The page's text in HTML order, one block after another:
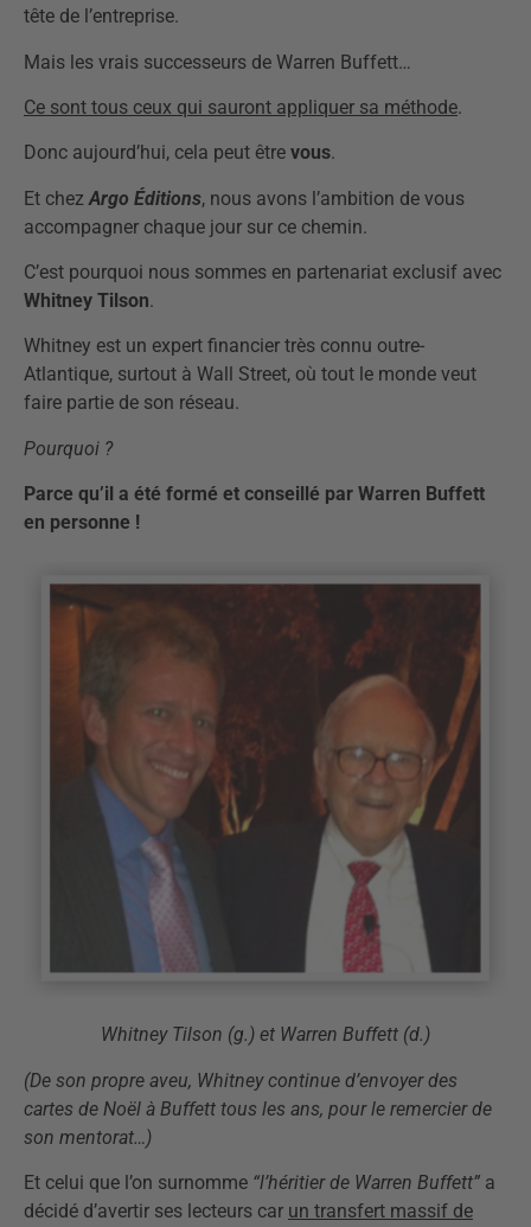
tête de l’entreprise.
Mais les vrais successeurs de Warren Buffett…
Ce sont tous ceux qui sauront appliquer sa méthode.
Donc aujourd’hui, cela peut être vous.
Et chez Argo Éditions, nous avons l’ambition de vous
accompagner chaque jour sur ce chemin.
C’est pourquoi nous sommes en partenariat exclusif avec
Whitney Tilson.
Whitney est un expert financier très connu outre-
Atlantique, surtout à Wall Street, où tout le monde veut
faire partie de son réseau.
Pourquoi ?
Parce qu’il a été formé et conseillé par Warren Buffett
en personne !
Whitney Tilson (g.) et Warren Buffett (d.)
(De son propre aveu, Whitney continue d’envoyer des
cartes de Noël à Buffett tous les ans, pour le remercier de
son mentorat…)
Et celui que l’on surnomme “l’héritier de Warren Buffett” a
décidé d’avertir ses lecteurs car un transfert massif de